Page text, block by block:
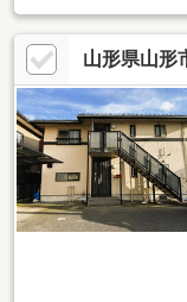
山形県山形